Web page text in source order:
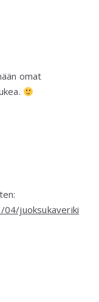
omat
juoksukaveriki